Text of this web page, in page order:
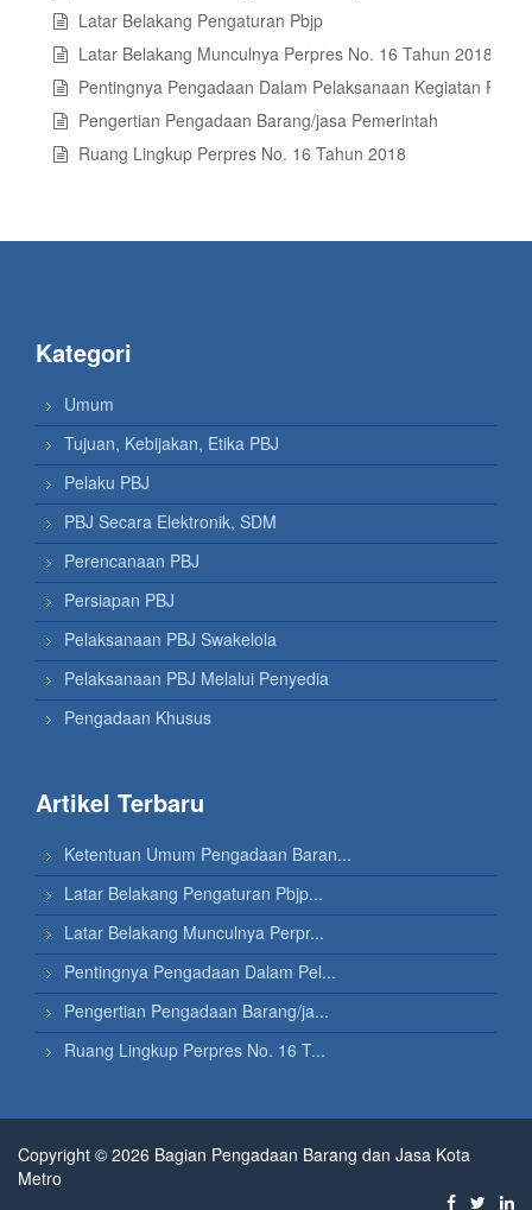
Latar Belakang Pengaturan Pbjp
Latar Belakang Munculnya Perpres No. 16 Tahun 2018
Pentingnya Pengadaan Dalam Pelaksanaan Kegiatan
Pengertian Pengadaan Barang/jasa Pemerintah
Ruang Lingkup Perpres No. 16 Tahun 2018
Kategori
Umum
Tujuan, Kebijakan, Etika PBJ
Pelaku PBJ
PBJ Secara Elektronik, SDM
Perencanaan PBJ
Persiapan PBJ
Pelaksanaan PBJ Swakelola
Pelaksanaan PBJ Melalui Penyedia
Pengadaan Khusus
Artikel Terbaru
Ketentuan Umum Pengadaan Baran...
Latar Belakang Pengaturan Pbjp...
Latar Belakang Munculnya Perpr...
Pentingnya Pengadaan Dalam Pel...
Pengertian Pengadaan Barang/ja...
Ruang Lingkup Perpres No. 16 T...
Copyright © 2026 Bagian Pengadaan Barang dan Jasa Kota
Metro